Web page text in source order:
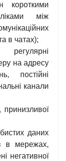
короткими
між
в чатах);
на адресу
постійні
канали
даних
в мережах,
негативної